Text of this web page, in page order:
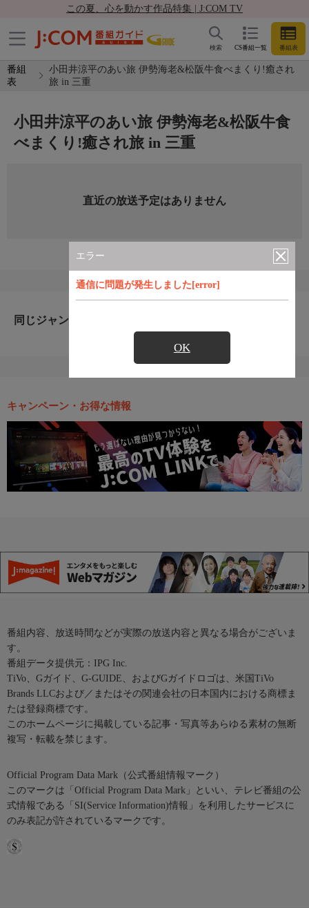
この夏、心を動かす作品特集 | J:COM TV
CS番組一覧 番組表
検索
番組
表
小田井涼平のあい旅 伊勢海老&松阪牛食べまくり!癒され
旅 in 三重
エラー
通信に問題が発生しました[error]
OK
小田井涼平のあい旅 伊勢海老&松阪牛食
べまくり!癒され旅 in 三重
直近の放送予定はありません
同じジャンルのおすすめ番組
キャンペーン・お得な情報
番組内容、放送時間などが実際の放送内容と異なる場合がございま
す。
番組データ提供元：IPG Inc.
TiVo、Gガイド、G-GUIDE、およびGガイドロゴは、米国TiVo
Brands LLCおよび／またはその関連会社の日本国内における商標ま
たは登録商標です。
このホームページに掲載している記事・写真等あらゆる素材の無断
複写・転載を禁じます。
Official Program Data Mark（公式番組情報マーク）
このマークは「Official Program Data Mark」といい、テレビ番組の公
式情報である「SI(Service Information)情報」を利用したサービスに
のみ表記が許されているマークです。